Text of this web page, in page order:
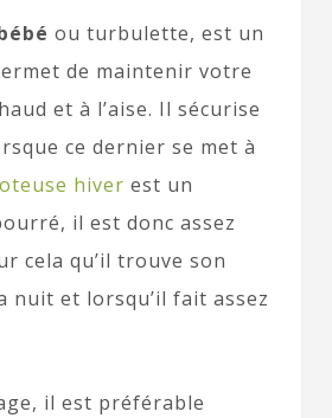
ou turbulette, est un
de maintenir votre
et à l’aise. Il sécurise
ce dernier se met à
hiver est un
il est donc assez
cela qu’il trouve son
nuit et lorsqu’il fait assez
il est préférable